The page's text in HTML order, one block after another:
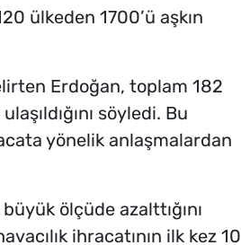
ülkeden 1700’ü aşkın
Erdoğan, toplam 182
söyledi. Bu
yönelik anlaşmalardan
ölçüde azalttığını
ihracatının ilk kez 10